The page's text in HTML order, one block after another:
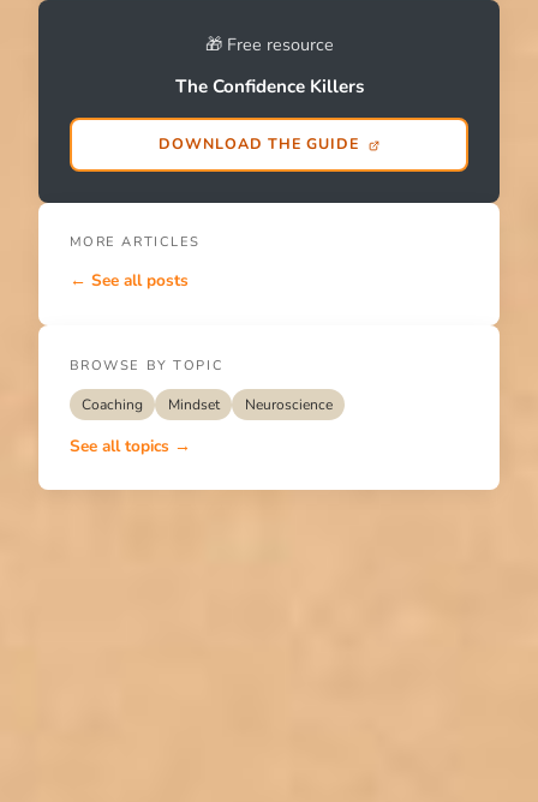
🎁 Free resource
The Confidence Killers
DOWNLOAD THE GUIDE
MORE ARTICLES
← See all posts
BROWSE BY TOPIC
Coaching Mindset Neuroscience
See all topics →